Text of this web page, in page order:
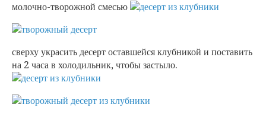
молочно-творожной смесью
сверху украсить десерт оставшейся клубникой и поставить
на 2 часа в холодильник, чтобы застыло.